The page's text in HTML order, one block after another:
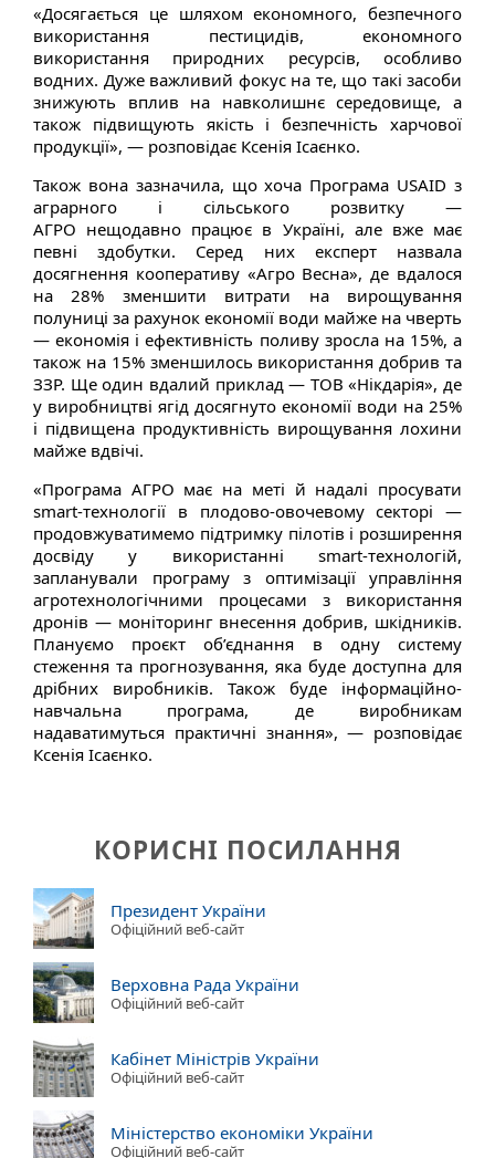
«Досягається це шляхом економного, безпечного
використання пестицидів, економного
використання природних ресурсів, особливо
водних. Дуже важливий фокус на те, що такі засоби
знижують вплив на навколишнє середовище, а
також підвищують якість і безпечність харчової
продукції», — розповідає Ксенія Ісаєнко.
Також вона зазначила, що хоча Програма USAID з
аграрного і сільського розвитку —
АГРО нещодавно працює в Україні, але вже має
певні здобутки. Серед них експерт назвала
досягнення кооперативу «Агро Весна», де вдалося
на 28% зменшити витрати на вирощування
полуниці за рахунок економії води майже на чверть
— економія і ефективність поливу зросла на 15%, а
також на 15% зменшилось використання добрив та
ЗЗР. Ще один вдалий приклад — ТОВ «Нікдарія», де
у виробництві ягід досягнуто економії води на 25%
і підвищена продуктивність вирощування лохини
майже вдвічі.
«Програма АГРО має на меті й надалі просувати
smart-технології в плодово-овочевому секторі —
продовжуватимемо підтримку пілотів і розширення
досвіду у використанні smart-технологій,
запланували програму з оптимізації управління
агротехнологічними процесами з використання
дронів — моніторинг внесення добрив, шкідників.
Плануємо проєкт об’єднання в одну систему
стеження та прогнозування, яка буде доступна для
дрібних виробників. Також буде інформаційно-
навчальна програма, де виробникам
надаватимуться практичні знання», — розповідає
Ксенія Ісаєнко.
КОРИСНІ ПОСИЛАННЯ
Президент України
Офіційний веб-сайт
Верховна Рада України
Офіційний веб-сайт
Кабінет Міністрів України
Офіційний веб-сайт
Міністерство економіки України
Офіційний веб-сайт